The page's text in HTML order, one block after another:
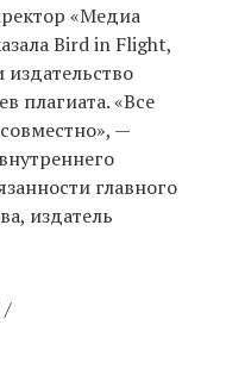
«Медиа
Bird in Flight,
плагиата. «Все
—
главного
издатель
/